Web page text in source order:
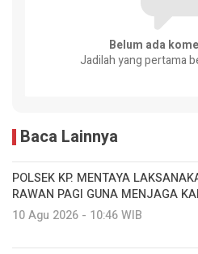
Belum ada
Jadilah yang pertama
Baca Lainnya
POLSEK KP. MENTAYA
RAWAN PAGI GUNA MENJAGA
10 Agu 2026 - 10:46 WIB